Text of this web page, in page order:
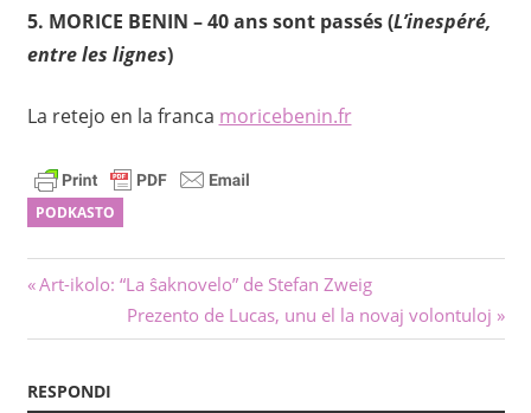
5. MORICE BENIN – 40 ans sont passés (L’inespéré,
entre les lignes)
La retejo en la franca moricebenin.fr
PODKASTO
Navigado
tra
afiŝoj
Antaŭa
Art-ikolo: “La ŝaknovelo” de Stefan Zweig
Sekva
afiŝo:
Prezento de Lucas, unu el la novaj volontuloj
RESPONDI